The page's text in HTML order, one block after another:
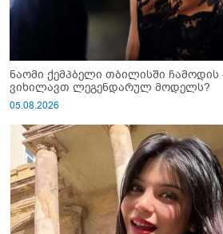
ნაომი ქემპბელი თბილისში
ვიხილავთ ლეგენდარულ მოდელს?
05.08.2026